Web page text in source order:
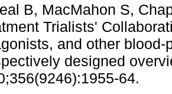
B, MacMahon S,
Trialists'
and other
designed